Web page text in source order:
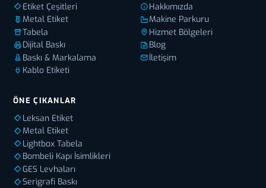
Etiket Çeşitleri
Metal Etiket
Tabela
Dijital Baskı
Baskı & Markalama
Kablo Etiketi
Hakkımızda
Makine Parkuru
Hizmet Bölgeleri
Blog
İletişim
ÖNE ÇIKANLAR
Leksan Etiket
Metal Etiket
Lightbox Tabela
Bombeli Kapı İsimlikleri
GES Levhaları
Serigrafi Baskı